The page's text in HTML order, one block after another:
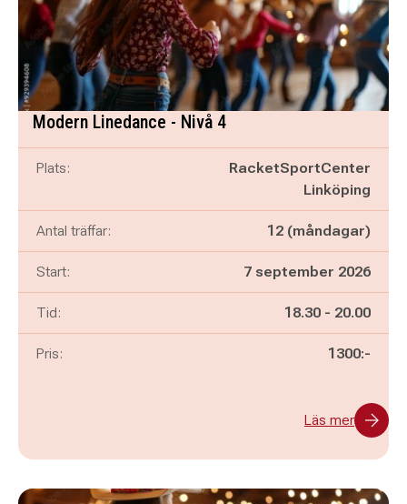
Modern Linedance - Nivå 4
Plats:
RacketSportCenter
Linköping
Antal träffar: 12 (måndagar)
Start: 7 september 2026
Tid: Pågår mellan
18.30 - och
20.00
Pris: 1300:-
Läs mer